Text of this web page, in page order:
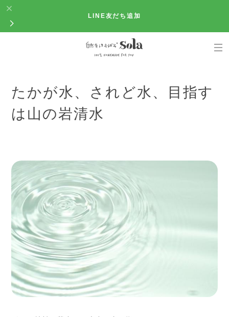
LINE友だち追加
たかが水、されど水、目指す
は山の岩清水